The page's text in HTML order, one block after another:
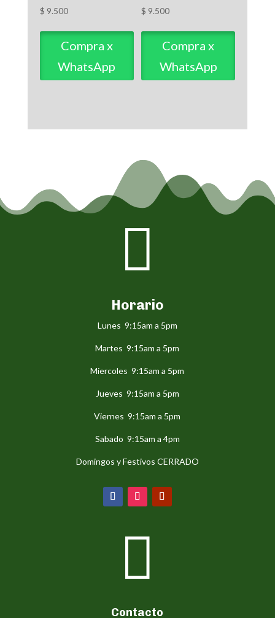
$ 9.500
Compra x
WhatsApp
$ 9.500
Compra x
WhatsApp

Horario
Lunes 9:15am a 5pm
Martes 9:15am a 5pm
Miercoles 9:15am a 5pm
Jueves 9:15am a 5pm
Viernes 9:15am a 5pm
Sabado 9:15am a 4pm
Domingos y Festivos CERRADO

Contacto